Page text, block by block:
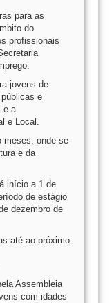
para as
do
profissionais
jovens de
e
e a
e Local.
meses, onde se
e da
início a 1 de
de estágio
dezembro de
até ao próximo
Assembleia
com idades